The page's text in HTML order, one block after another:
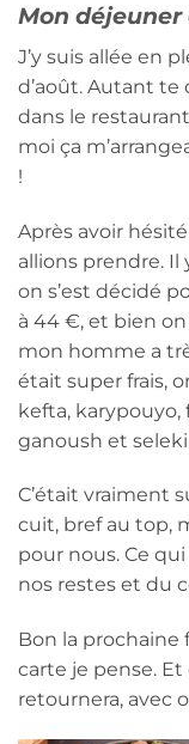
Mon déjeuner
J’y suis allée en
d’août. Autant te
dans le
moi ça
!
Après avoir
allions prendre.
on s’est décidé
à 44 €, et bien
mon homme a
était super frais,
kefta, karypouyo,
ganoush et
C’était vraiment
cuit, bref au top,
pour nous. Ce
nos restes et du
Bon la prochaine
carte je pense. Et
retournera, avec